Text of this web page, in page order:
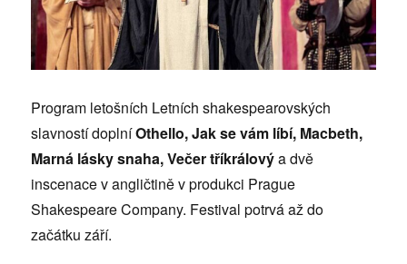
Program letošních Letních shakespearovských
slavností doplníOthello, Jak se vám líbí, Macbeth,
Marná lásky snaha, Večer tříkrálovýa dvě
inscenace v angličtině v produkci Prague
Shakespeare Company. Festival potrvá až do
začátku září.